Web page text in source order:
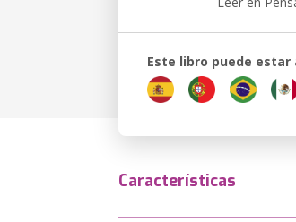
Este libro puede estar
Características